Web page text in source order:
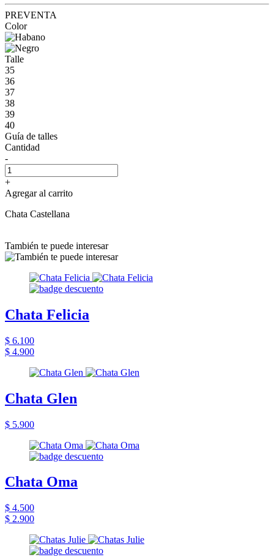
PREVENTA
Color
Talle
35
36
37
38
39
40
Guía de talles
Cantidad
-
+
Agregar al carrito
Chata Castellana
También te puede interesar
Chata Felicia
$ 6.100
$ 4.900
Chata Glen
$ 5.900
Chata Oma
$ 4.500
$ 2.900